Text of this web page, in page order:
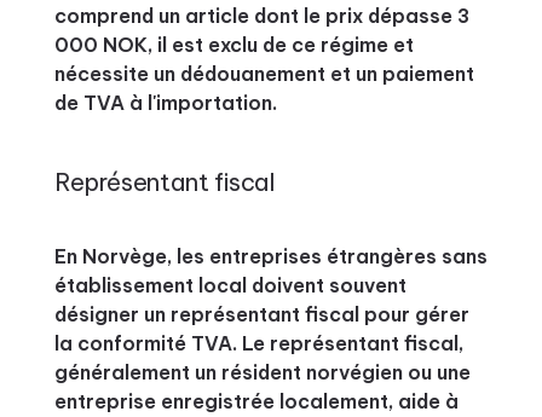
comprend un article dont le prix dépasse 3
000 NOK, il est exclu de ce régime et
nécessite un dédouanement et un paiement
de TVA à l'importation.
Représentant fiscal
En Norvège, les entreprises étrangères sans
établissement local doivent souvent
désigner un représentant fiscal pour gérer
la conformité TVA. Le représentant fiscal,
généralement un résident norvégien ou une
entreprise enregistrée localement, aide à